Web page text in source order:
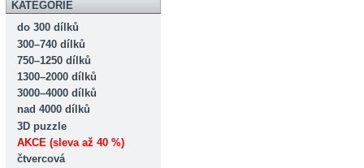
KATEGORIE
do 300 dílků
300–740 dílků
750–1250 dílků
1300–2000 dílků
3000–4000 dílků
nad 4000 dílků
3D puzzle
AKCE (sleva až 40 %)
čtvercová